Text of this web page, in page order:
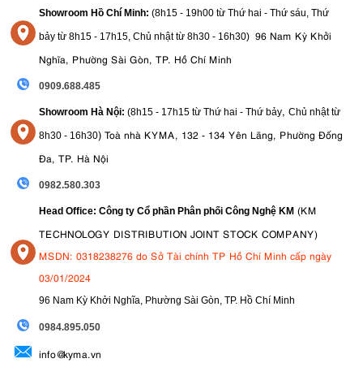
Showroom Hồ Chí Minh: (8h15 - 19h00 từ Thứ hai - Thứ sáu, Thứ
bảy từ 8h15 - 17h15, Chủ nhật từ 8h30 - 16h30) 96 Nam Kỳ Khởi
Nghĩa, Phường Sài Gòn, TP. Hồ Chí Minh
0909.688.485
Showroom Hà Nội: (8h15 - 17h15 từ Thứ hai - Thứ bảy, Chủ nhật từ
8h30 - 16h30) Toà nhà KYMA, 132 - 134 Yên Lãng, Phường Đống
Đa, TP. Hà Nội
0982.580.303
Head Office: Công ty Cổ phần Phân phối Công Nghệ KM (KM
TECHNOLOGY DISTRIBUTION JOINT STOCK COMPANY)
MSDN: 0318238276 do Sở Tài chính TP Hồ Chí Minh cấp ngày
03/01/2024
96 Nam Kỳ Khởi Nghĩa, Phường Sài Gòn, TP. Hồ Chí Minh
0984.895.050
info@kyma.vn